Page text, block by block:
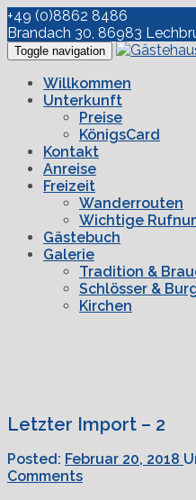
+49 (0)8862 8486
Brandach 30, 86983
Toggle navigation
Willkommen
Unterkunft
Preise
KönigsCard
Kontakt
Anreise
Freizeit
Wanderrouten
Wichtige
Gästebuch
Galerie
Tradition &
Schlösser &
Kirchen
Letzter Import – 2
Posted: Februar 20, 2018
Comments